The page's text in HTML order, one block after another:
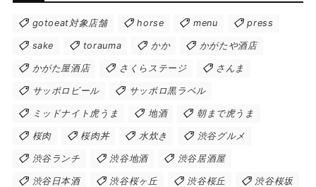
gotoeat対象店舗 horse menu press
sake torauma かか かがたや酒店
かがた屋酒店 さくらステージ さんま
サッポロビール サッポロ黒ラベル
ミッドナイト虎うま 地酒 朝まで虎うま
桜肉 桜肉丼 水炊き 渋谷グルメ
渋谷ランチ 渋谷地酒 渋谷居酒屋
渋谷日本酒 渋谷桜ヶ丘 渋谷桜丘 渋谷桜坂